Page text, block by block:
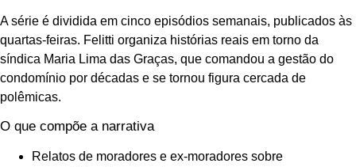
A série é dividida em cinco episódios semanais, publicados às
quartas-feiras. Felitti organiza histórias reais em torno da
síndica Maria Lima das Graças, que comandou a gestão do
condomínio por décadas e se tornou figura cercada de
polêmicas.
O que compõe a narrativa
Relatos de moradores e ex-moradores sobre